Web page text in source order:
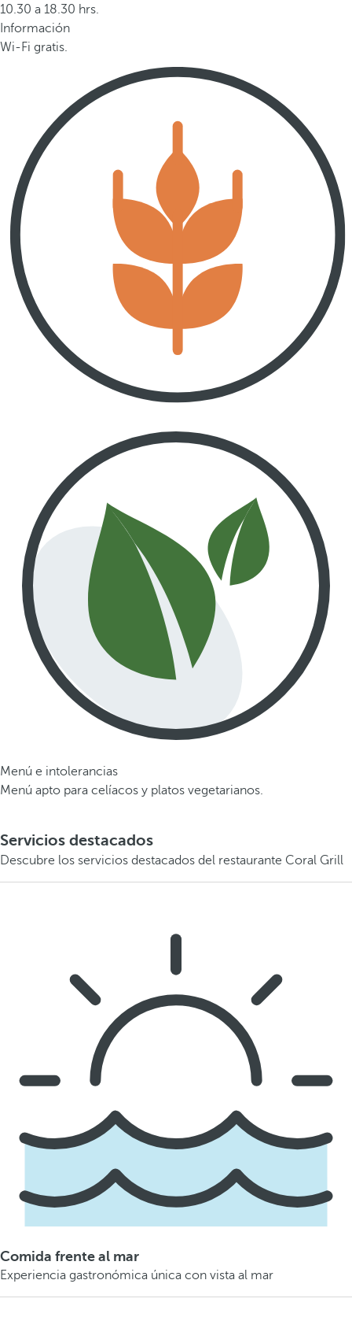
10.30 a 18.30 hrs.
Información
Wi-Fi gratis.
Menú e intolerancias
Menú apto para celíacos y platos vegetarianos.
Servicios destacados
Descubre los servicios destacados del restaurante Coral Grill
Comida frente al mar
Experiencia gastronómica única con vista al mar